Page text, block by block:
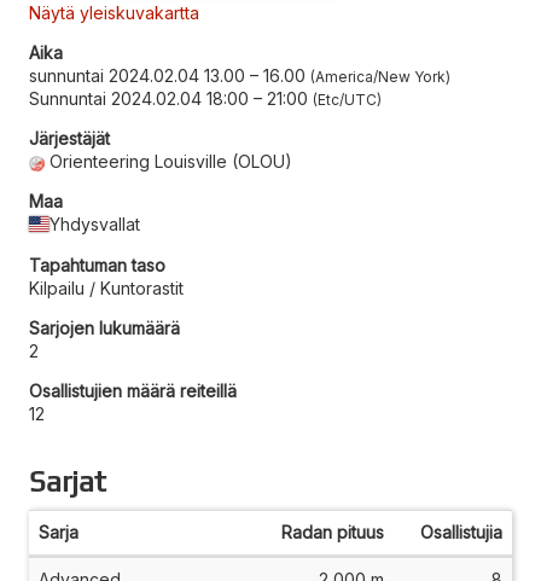
Näytä yleiskuvakartta
Aika
sunnuntai 2024.02.04 13.00 – 16.00 America/New York
Sunnuntai 2024.02.04 18:00 – 21:00 Etc/UTC
Järjestäjät
Orienteering Louisville (OLOU)
Maa
Yhdysvallat
Tapahtuman taso
Kilpailu / Kuntorastit
Sarjojen lukumäärä
2
Osallistujien määrä reiteillä
12
Sarjat
Sarja Radan pituus Osallistujia